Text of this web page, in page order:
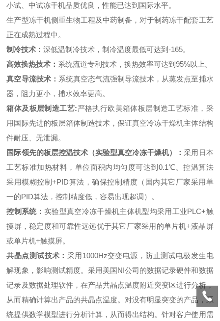
小试、中试冻干机品质优良，性能已达到国际水平。
生产型冻干机侧重生物工程及中药制备，对于制药冻干配套工艺
正在成熟过程中。
制冷技术：深低温制冷技术，制冷温度最低可达到-165。
高效换热技术： 系统流道专利技术，换热效率可达到95%以上。
真空导流技术： 系统真空态气流强制导流技术，从蒸发点至捕水
器，阻力更小，捕水效率更高。
箱体及板层制造工艺:严格执行欧美箱体板层制造工艺标准，采
用国际先进的板层箱体制造技术，保证真空冷冻干燥机主体结构
件耐压、无泄漏。
国际领先的板层控温技术（实验型真空冷冻干燥机）：采用日本
工艺标准加热材料，单位面积内均匀度可达到0.1℃。控温算法
采用模糊控制+PID算法，确保控制精度（国内其它厂家采用单
一的PID算法，控制精度低，容易出现超调）。
控制系统： 实验型真空冷冻干燥机主体机型均采用工业PLC+触
摸屏，稳定度和可靠性远远优于其它厂家采用的单片机+液晶屏
或单片机+触摸屏。
共晶点测试技术： 采用1000Hz交变电源，防止测试电极发生电
解现象，影响测试精度。采用美国NI公司的数据记录硬件和数据
记录及数据处理软件，在产品共晶点温度附近突变区进行分析，
从而精确计算出产品的共晶点温度。对没有明显突变的产品，系
统提供数学模型进行分析计算，从而得出结构。针对客户使用需